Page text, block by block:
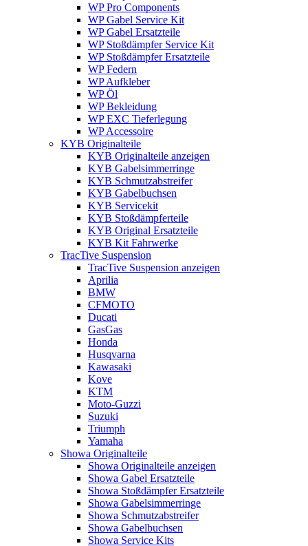
WP Pro Components
WP Gabel Service Kit
WP Gabel Ersatzteile
WP Stoßdämpfer Service Kit
WP Stoßdämpfer Ersatzteile
WP Federn
WP Aufkleber
WP Öl
WP Bekleidung
WP EXC Tieferlegung
WP Accessoire
KYB Originalteile
KYB Originalteile anzeigen
KYB Gabelsimmerringe
KYB Schmutzabstreifer
KYB Gabelbuchsen
KYB Servicekit
KYB Stoßdämpferteile
KYB Original Ersatzteile
KYB Kit Fahrwerke
TracTive Suspension
TracTive Suspension anzeigen
Aprilia
BMW
CFMOTO
Ducati
GasGas
Honda
Husqvarna
Kawasaki
Kove
KTM
Moto-Guzzi
Suzuki
Triumph
Yamaha
Showa Originalteile
Showa Originalteile anzeigen
Showa Gabel Ersatzteile
Showa Stoßdämpfer Ersatzteile
Showa Gabelsimmerringe
Showa Schmutzabstreifer
Showa Gabelbuchsen
Showa Service Kits